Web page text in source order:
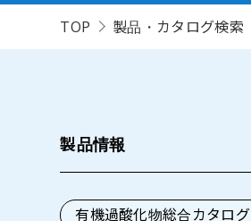
TOP 製品・カタログ検索
製品情報
有機過酸化物総合カタログ